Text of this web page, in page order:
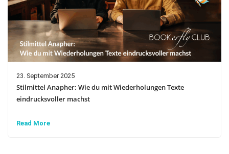
23. September 2025
Stilmittel Anapher: Wie du mit Wiederholungen Texte
eindrucksvoller machst
Read More